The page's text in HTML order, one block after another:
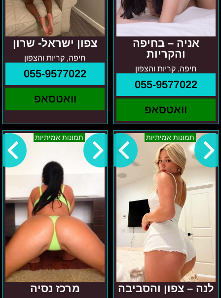
אניה – בחיפה
והקריות
חיפה, קריות והצפון
055-9577022
וואטסאפ
צפון ישראל- שרון
חיפה, קריות והצפון
055-9577022
וואטסאפ
תמונות אמיתיות
לנה – צפון והסביבה
לנה
–
צפון
והסביבה
תמונות אמיתיות
מרכז נסיה
מרכז
נסיה